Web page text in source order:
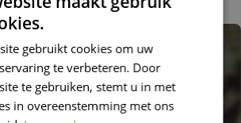
gebruikt cookies om uw
te verbeteren. Door
te gebruiken, stemt u in met
in overeenstemming met ons